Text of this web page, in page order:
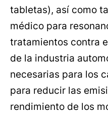
tabletas), así como
médico para
tratamientos contra
de la industria
necesarias para los
para reducir las
rendimiento de los